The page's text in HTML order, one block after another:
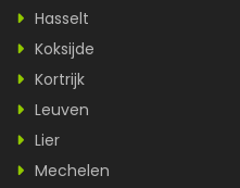
Hasselt
Koksijde
Kortrijk
Leuven
Lier
Mechelen